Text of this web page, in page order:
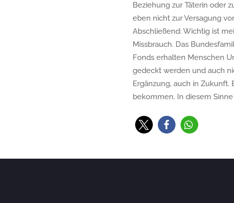
Beziehung zur Täterin oder
eben nicht zur Versagung
Abschließend: Wichtig ist
Missbrauch. Das
Fonds erhalten Menschen
gedeckt werden und auch
Ergänzung, auch in Zukunft.
bekommen. In diesem